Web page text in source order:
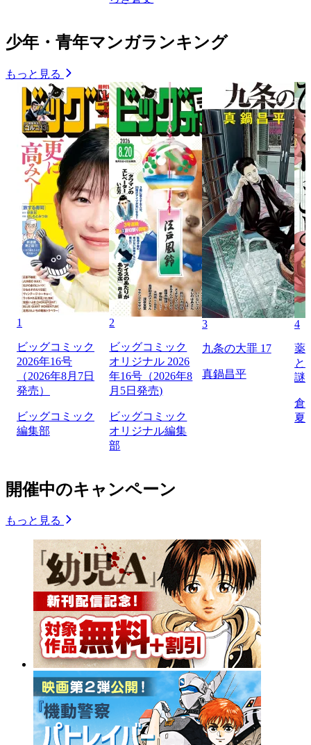
少年・青年マンガランキング
もっと見る
1
ビッグコミック
2026年16号
（2026年8月7日
発売）
ビッグコミック
編集部
2
ビッグコミック
オリジナル 2026
年16号（2026年8
月5日発売)
ビッグコミック
オリジナル編集
部
3
九条の大罪 17
真鍋昌平
4
薬
と
謎
倉
夏
開催中のキャンペーン
もっと見る